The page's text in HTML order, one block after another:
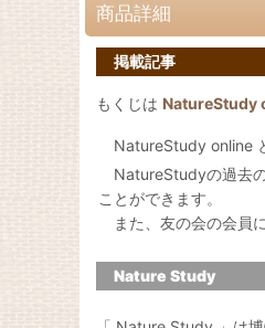
商品詳細
掲載記事
もくじは NatureStudy
NatureStudy online
NatureStudyの過去の
ことができます。
また、友の会の会員
Nature Study